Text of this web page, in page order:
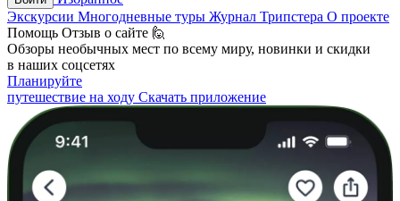
Экскурсии Многодневные туры Журнал Трипстера О проекте
Помощь Отзыв о сайте 🙋
Обзоры необычных мест по всему миру, новинки и скидки
в наших соцсетях
Планируйте
путешествие на ходу Скачать приложение